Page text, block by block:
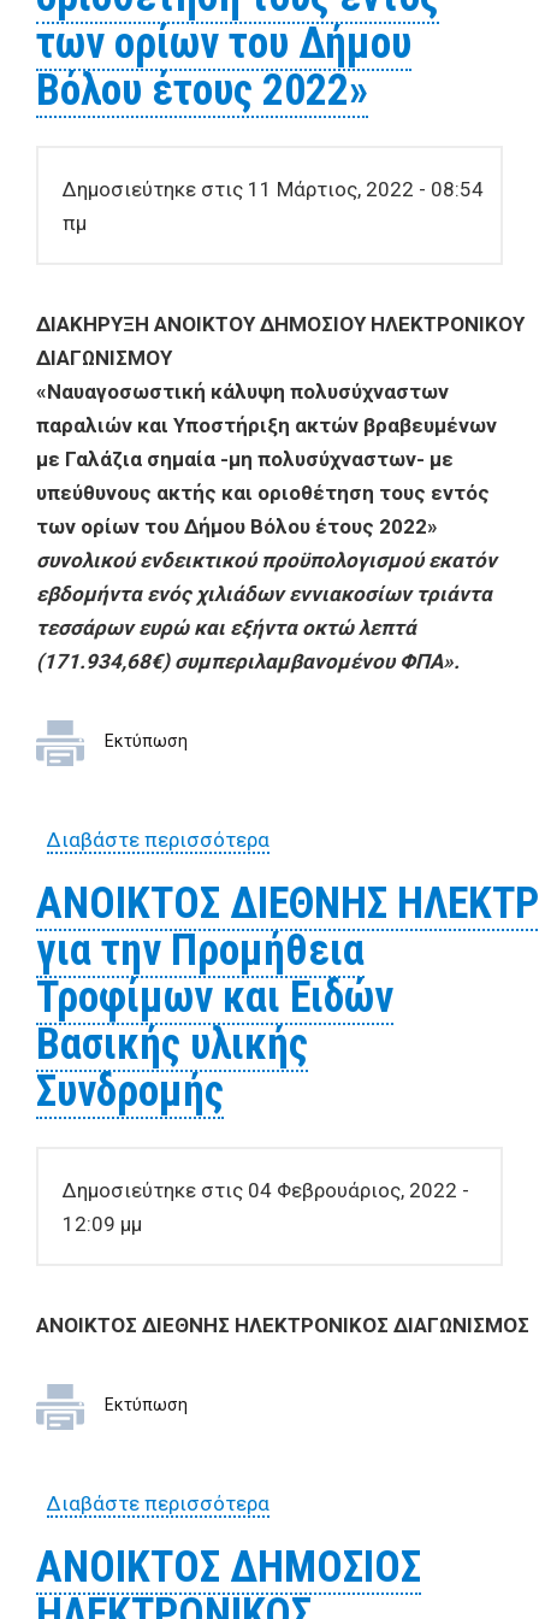
των ορίων του Δήμου
Βόλου έτους 2022»
Δημοσιεύτηκε στις 11 Μάρτιος, 2022 - 08:54
πμ
ΔΙΑΚΗΡΥΞΗ ΑΝΟΙKΤΟΥ ΔΗΜΟΣΙΟΥ ΗΛΕΚΤΡΟΝΙΚΟΥ
ΔΙΑΓΩΝΙΣΜΟΥ
«Ναυαγοσωστική κάλυψη πολυσύχναστων
παραλιών και Υποστήριξη ακτών βραβευμένων
με Γαλάζια σημαία -μη πολυσύχναστων- με
υπεύθυνους ακτής και οριοθέτηση τους εντός
των ορίων του Δήμου Βόλου έτους 2022»
συνολικού ενδεικτικού προϋπολογισμού εκατόν
εβδομήντα ενός χιλιάδων εννιακοσίων τριάντα
τεσσάρων ευρώ και εξήντα οκτώ λεπτά
(171.934,68€) συμπεριλαμβανομένου ΦΠΑ».
Εκτύπωση
Διαβάστε περισσότεραγια ΔΙΑΚΗΡΥΞΗ ΑΝΟΙKΤΟΥ
ΔΙΑΓΩΝΙΣΜΟΥ
«Ναυαγοσωστική κάλυψη
πολυσύχναστων παραλιών
και Υποστήριξη ακτών
βραβευμένων με Γαλάζια
σημαία -μη πολυσύχναστων-
ορίων του Δήμου Βόλου
ΑΝΟΙΚΤΟΣ ΔΙΕΘΝΗΣ
για την Προμήθεια
Τροφίμων και Ειδών
Βασικής υλικής
Συνδρομής
Δημοσιεύτηκε στις 04 Φεβρουάριος, 2022 -
12:09 μμ
ΑΝΟΙΚΤΟΣ ΔΙΕΘΝΗΣ ΗΛΕΚΤΡΟΝΙΚΟΣ ΔΙΑΓΩΝΙΣΜΟΣ
Εκτύπωση
Διαβάστε περισσότεραγια
για την Προμήθεια
υλικής Συνδρομής
ΑΝΟΙKΤΟΣ ΔΗΜΟΣΙΟΣ